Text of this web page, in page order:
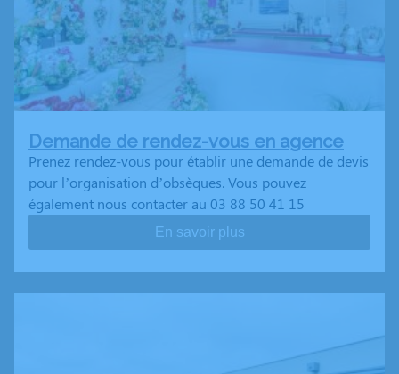
Demande de rendez-vous en agence
Prenez rendez-vous pour établir une demande de devis
pour l’organisation d’obsèques. Vous pouvez
également nous contacter au 03 88 50 41 15
En savoir plus